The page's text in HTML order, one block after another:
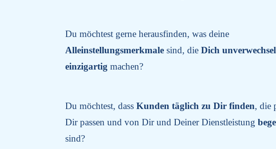
Du möchtest gerne herausfinden, was deine
Alleinstellungsmerkmale sind, die Dich
einzigartig machen?
Du möchtest, dass Kunden täglich zu Dir finden, die
Dir passen und von Dir und Deiner Dienstleistung
sind?